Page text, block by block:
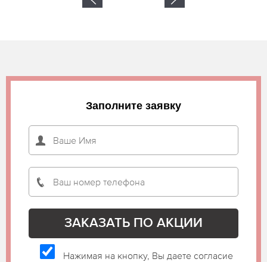
Заполните заявку
Нажимая на кнопку, Вы даете согласие